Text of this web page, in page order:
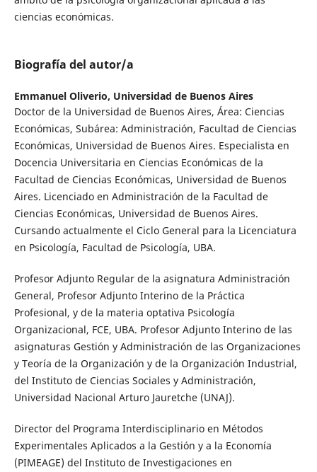
ciencias económicas.
Biografía del autor/a
Emmanuel Oliverio, Universidad de Buenos Aires
Doctor de la Universidad de Buenos Aires, Área: Ciencias
Económicas, Subárea: Administración, Facultad de Ciencias
Económicas, Universidad de Buenos Aires. Especialista en
Docencia Universitaria en Ciencias Económicas de la
Facultad de Ciencias Económicas, Universidad de Buenos
Aires. Licenciado en Administración de la Facultad de
Ciencias Económicas, Universidad de Buenos Aires.
Cursando actualmente el Ciclo General para la Licenciatura
en Psicología, Facultad de Psicología, UBA.
Profesor Adjunto Regular de la asignatura Administración
General, Profesor Adjunto Interino de la Práctica
Profesional, y de la materia optativa Psicología
Organizacional, FCE, UBA. Profesor Adjunto Interino de las
asignaturas Gestión y Administración de las Organizaciones
y Teoría de la Organización y de la Organización Industrial,
del Instituto de Ciencias Sociales y Administración,
Universidad Nacional Arturo Jauretche (UNAJ).
Director del Programa Interdisciplinario en Métodos
Experimentales Aplicados a la Gestión y a la Economía
(PIMEAGE) del Instituto de Investigaciones en